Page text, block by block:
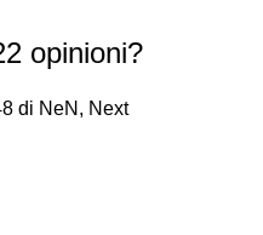
opinioni?
di NeN, Next